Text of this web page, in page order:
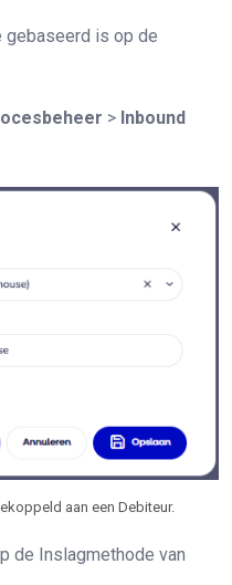
gebaseerd is op de
> Inbound
aan een Debiteur.
de Inslagmethode van